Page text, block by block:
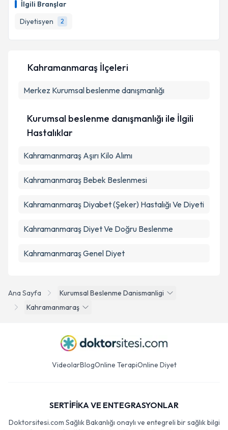
İlgili Branşlar
Diyetisyen
2
için bir takvim hazırlandığında e-posta ile
bilgilendireceğiz.
E-posta Adresiniz
Kişisel verilerimin işlenmesine ilişkinAydınlatma
Ana Sayfa
Kurumsal Beslenme Danismanligi
Kahramanmaraş
Kahramanmaraş İlçeleri
Merkez Kurumsal beslenme danışmanlığı
Kurumsal beslenme danışmanlığı ile İlgili
Hastalıklar
Kahramanmaraş Aşırı Kilo Alımı
Kahramanmaraş Bebek Beslenmesi
Kahramanmaraş Diyabet (Şeker) Hastalığı Ve Diyeti
Kahramanmaraş Diyet Ve Doğru Beslenme
Kahramanmaraş Genel Diyet
VideolarBlogOnline TerapiOnline Diyet
SERTİFİKA VE ENTEGRASYONLAR
Doktorsitesi.com Sağlık Bakanlığı onaylı ve entegreli bir sağlık bilgi